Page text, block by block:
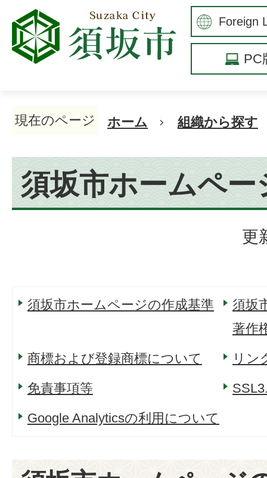
PC
現在のページ ホーム 組織から探す
須坂市ホームペ
更
須坂市ホームページの作成基準
須坂
著作
商標および登録商標について
リン
免責事項等
Google Analyticsの利用について